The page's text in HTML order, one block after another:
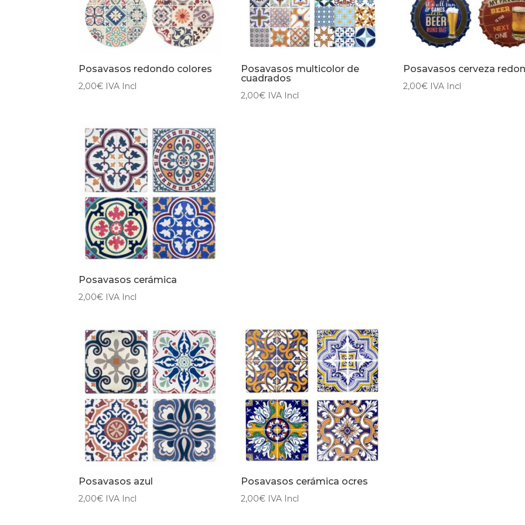
Posavasos redondo colores
2,00€ IVA Incl
Posavasos multicolor de
cuadrados
2,00€ IVA Incl
Posavasos cerveza
2,00€ IVA Incl
Posavasos cerámica
2,00€ IVA Incl
Posavasos azul
2,00€ IVA Incl
Posavasos cerámica ocres
2,00€ IVA Incl